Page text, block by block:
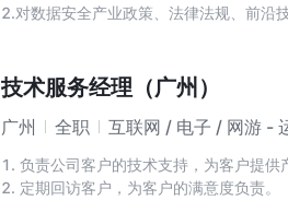
2.对数据安全产业政策、法律法规、前沿
4.参与和数据安全相关的国家标准、行业
全国际国外标准（包括ISO/IEC、ITU-T、
告等；
技术服务经理（广州）
广州 全职 互联网 / 电子 / 网游 -
1. 负责公司客户的技术支持，为客户提供
2. 定期回访客户，为客户的满意度负责。